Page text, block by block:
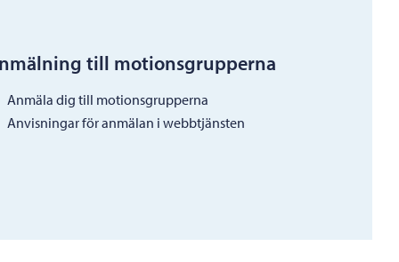
till motionsgrupperna
Anmäla dig till motionsgrupperna
Anvisningar för anmälan i webbtjänsten